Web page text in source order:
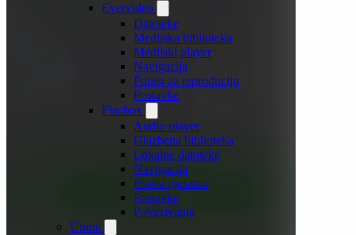
Evervideo
Datoteke
Medijska biblioteka
Medijski player
Navigacija
Popisi za reproduciju
Postavke
Flacbox
Audio player
Glazbena biblioteka
Lokalne datoteke
Navigacija
Popisi pjesama
Postavke
Povezivanja
Upute